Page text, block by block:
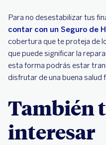
Para no desestabilizar tus
contar con un Seguro de
cobertura que te proteja de
que puede significar la
esta forma podrás estar
disfrutar de una buena salud
También
interesar